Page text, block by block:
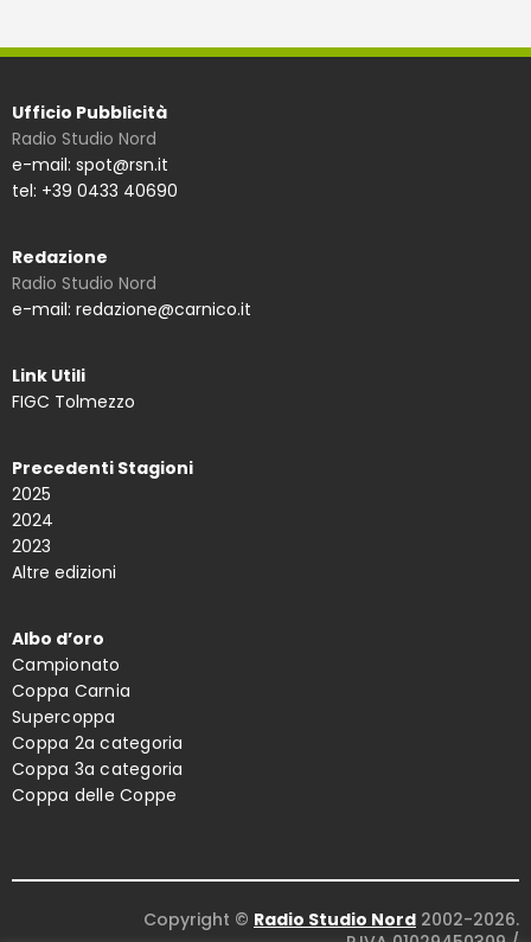
Ufficio Pubblicità
Radio Studio Nord
e-mail: spot@rsn.it
tel: +39 0433 40690
Redazione
Radio Studio Nord
e-mail: redazione@carnico.it
Link Utili
FIGC Tolmezzo
Precedenti Stagioni
2025
2024
2023
Altre edizioni
Albo d’oro
Campionato
Coppa Carnia
Supercoppa
Coppa 2a categoria
Coppa 3a categoria
Coppa delle Coppe
Copyright © Radio Studio Nord 2002-2026.